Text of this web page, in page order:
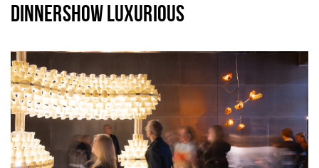
DINNERSHOW LUXURIOUS